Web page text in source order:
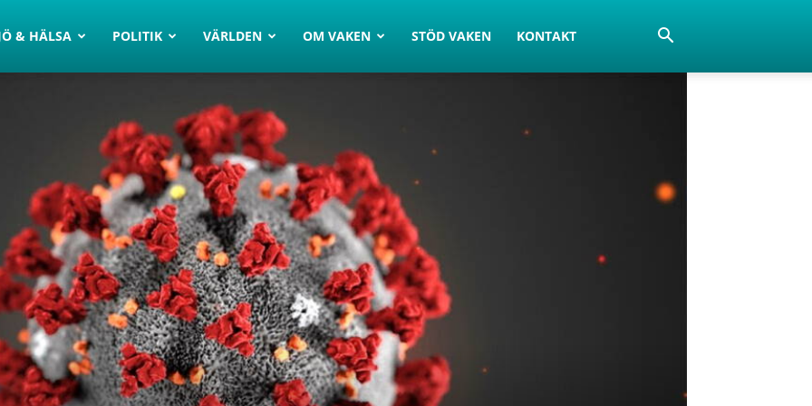
& HÄLSA POLITIK VÄRLDEN OM VAKEN STÖD VAKEN KONTAKT